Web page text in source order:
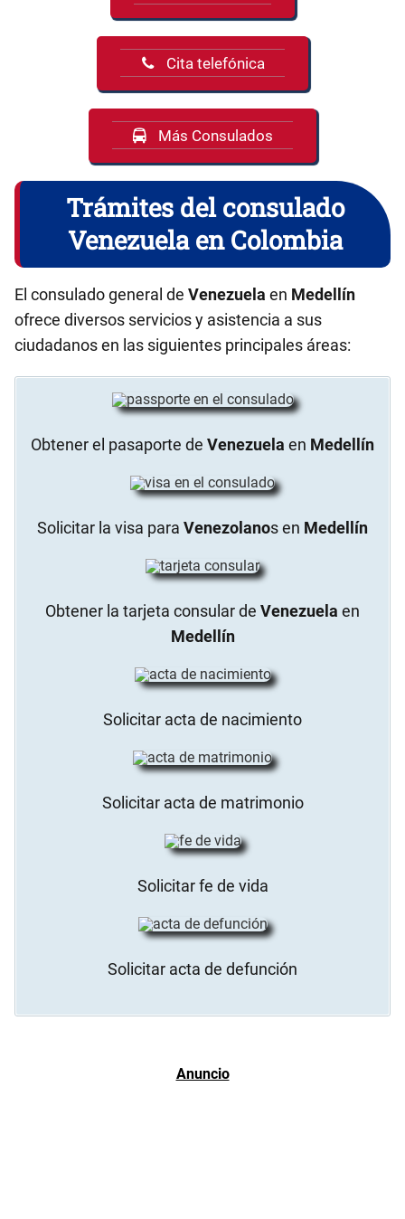
Cita telefónica
Más Consulados
Trámites del consulado
Venezuela en Colombia
El consulado general de Venezuela en Medellín
ofrece diversos servicios y asistencia a sus
ciudadanos en las siguientes principales áreas:
Obtener el pasaporte de Venezuela en Medellín
Solicitar la visa para Venezolanos en Medellín
Obtener la tarjeta consular de Venezuela en
Medellín
Solicitar acta de nacimiento
Solicitar acta de matrimonio
Solicitar fe de vida
Solicitar acta de defunción